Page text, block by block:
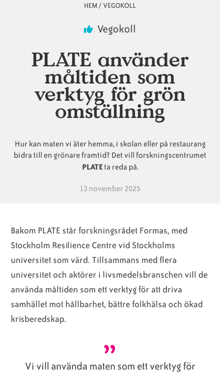
Veganska
Vanliga
Veganska
Veganska
certifieringar
HEM /VEGOKOLL
Vegokoll
PLATE använder
måltiden som
verktyg för grön
omställning
Hur kan maten vi äter hemma, i skolan eller på restaurang
bidra till en grönare framtid? Det vill forskningscentrumet
PLATEta reda på.
13 november 2025
Bakom PLATE står forskningsrådet Formas, med
Stockholm Resilience Centre vid Stockholms
universitet som värd. Tillsammans med flera
universitet och aktörer i livsmedelsbranschen vill de
använda måltiden som ett verktyg för att driva
samhället mot hållbarhet, bättre folkhälsa och ökad
krisberedskap.
Vi vill använda maten som ett verktyg för